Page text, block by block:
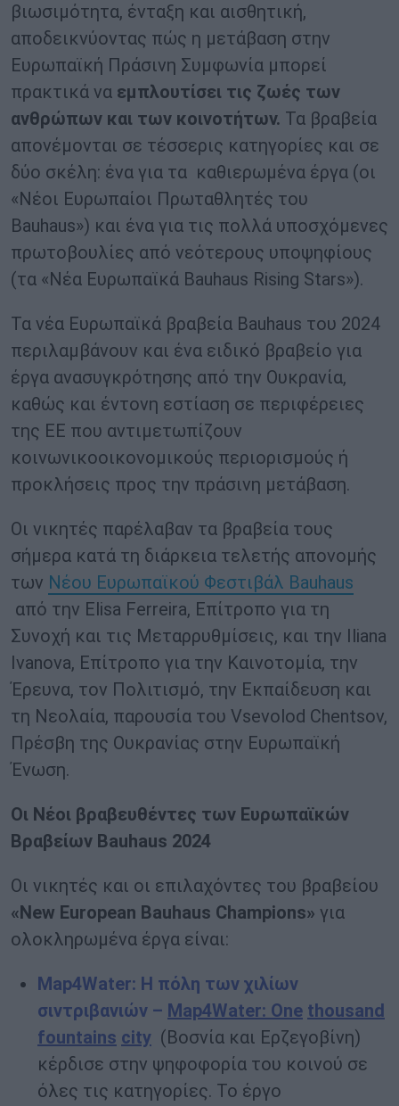
βιωσιμότητα, ένταξη και αισθητική,
αποδεικνύοντας πώς η μετάβαση στην
Ευρωπαϊκή Πράσινη Συμφωνία μπορεί
πρακτικά να εμπλουτίσει τις ζωές των
ανθρώπων και των κοινοτήτων. Τα βραβεία
απονέμονται σε τέσσερις κατηγορίες και σε
δύο σκέλη: ένα για τα καθιερωμένα έργα (οι
«Νέοι Ευρωπαίοι Πρωταθλητές του
Bauhaus») και ένα για τις πολλά υποσχόμενες
πρωτοβουλίες από νεότερους υποψηφίους
(τα «Νέα Ευρωπαϊκά Bauhaus Rising Stars»).
Τα νέα Ευρωπαϊκά βραβεία Bauhaus του 2024
περιλαμβάνουν και ένα ειδικό βραβείο για
έργα ανασυγκρότησης από την Ουκρανία,
καθώς και έντονη εστίαση σε περιφέρειες
της ΕΕ που αντιμετωπίζουν
κοινωνικοοικονομικούς περιορισμούς ή
προκλήσεις προς την πράσινη μετάβαση.
Οι νικητές παρέλαβαν τα βραβεία τους
σήμερα κατά τη διάρκεια τελετής απονομής
των Νέου Ευρωπαϊκού Φεστιβάλ Bauhaus
από την Elisa Ferreira, Επίτροπο για τη
Συνοχή και τις Μεταρρυθμίσεις, και την Iliana
Ivanova, Επίτροπο για την Καινοτομία, την
Έρευνα, τον Πολιτισμό, την Εκπαίδευση και
τη Νεολαία, παρουσία του Vsevolod Chentsov,
Πρέσβη της Ουκρανίας στην Ευρωπαϊκή
Ένωση.
Οι Νέοι βραβευθέντες των Ευρωπαϊκών
Βραβείων Bauhaus 2024
Οι νικητές και οι επιλαχόντες του βραβείου
«New European Bauhaus Champions» για
ολοκληρωμένα έργα είναι:
Map4Water: Η πόλη των χιλίων
σιντριβανιών – Map4Water: One thousand
fountains city (Βοσνία και Ερζεγοβίνη)
κέρδισε στην ψηφοφορία του κοινού σε
όλες τις κατηγορίες. Το έργο